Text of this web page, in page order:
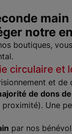
notre
boutiques,
circulaire et
et
de dons
Une
par nos